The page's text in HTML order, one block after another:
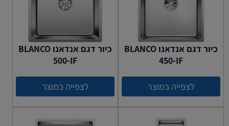
כיור דגם אנדאנו BLANCO
450-IF
לצפייה במוצר
כיור דגם אנדאנו BLANCO
500-IF
לצפייה במוצר